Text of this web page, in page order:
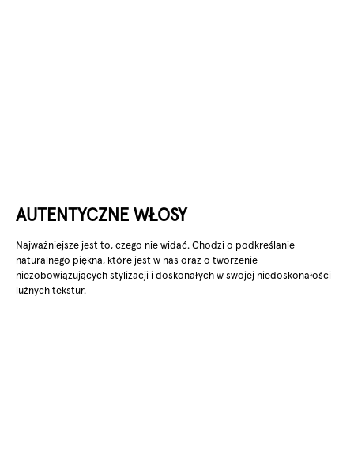
AUTENTYCZNE WŁOSY
Najważniejsze jest to, czego nie widać. Chodzi o podkreślanie
naturalnego piękna, które jest w nas oraz o tworzenie
niezobowiązujących stylizacji i doskonałych w swojej niedoskonałości
luźnych tekstur.